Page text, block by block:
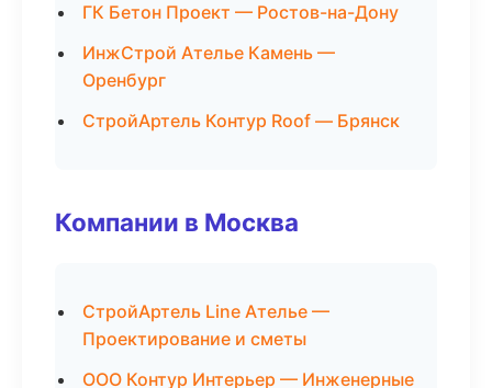
ГК Бетон Проект — Ростов-на-Дону
ИнжСтрой Ателье Камень —
Оренбург
СтройАртель Контур Roof — Брянск
Компании в Москва
СтройАртель Line Ателье —
Проектирование и сметы
ООО Контур Интерьер — Инженерные